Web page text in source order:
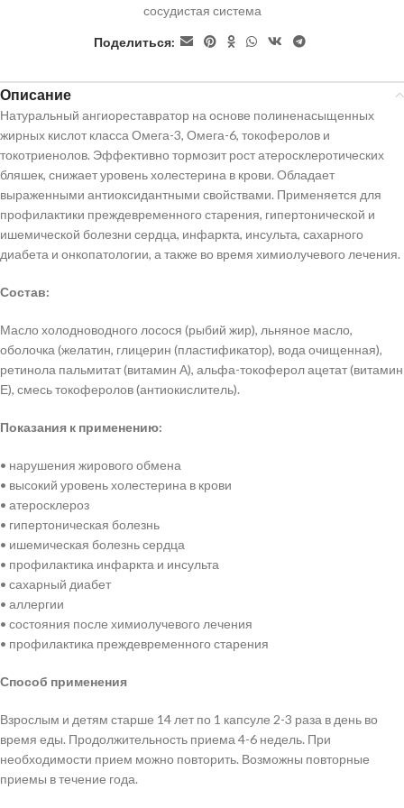
сосудистая система
Поделиться:
Описание
Натуральный ангиореставратор на основе полиненасыщенных
жирных кислот класса Омега-3, Омега-6, токоферолов и
токотриенолов. Эффективно тормозит рост атеросклеротических
бляшек, снижает уровень холестерина в крови. Обладает
выраженными антиоксидантными свойствами. Применяется для
профилактики преждевременного старения, гипертонической и
ишемической болезни сердца, инфаркта, инсульта, сахарного
диабета и онкопатологии, а также во время химиолучевого лечения.
Состав:
Масло холодноводного лосося (рыбий жир), льняное масло,
оболочка (желатин, глицерин (пластификатор), вода очищенная),
ретинола пальмитат (витамин А), альфа-токоферол ацетат (витамин
Е), смесь токоферолов (антиокислитель).
Показания к применению:
• нарушения жирового обмена
• высокий уровень холестерина в крови
• атеросклероз
• гипертоническая болезнь
• ишемическая болезнь сердца
• профилактика инфаркта и инсульта
• сахарный диабет
• аллергии
• состояния после химиолучевого лечения
• профилактика преждевременного старения
Способ применения
Взрослым и детям старше 14 лет по 1 капсуле 2-3 раза в день во
время еды. Продолжительность приема 4-6 недель. При
необходимости прием можно повторить. Возможны повторные
приемы в течение года.